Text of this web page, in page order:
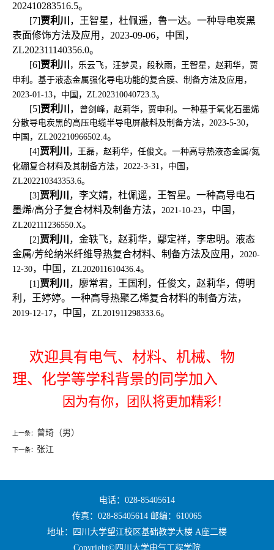
202410283516.5。
[7]贾利川
，王智星，杜佩遥，鲁一达。一种导电炭黑
表面修饰方法及应用， 2023-09-06，中国，
ZL202311140356.0。
[6]贾利川
，乐云飞，汪梦灵，段秋雨，王智星，赵莉华，贾
申利。基于液态金属强化导电功能的复合膜、制备方法及应用，
2023-01-13，中国，ZL202310040723.3。
[5]贾利川 ，
曾剑峰，赵莉华，贾申利。一种基于氧化石墨烯
分散导电炭黑的高压电缆半导电屏蔽料及制备方法，2023-5-30，
中国，ZL202210966502.4。
[4] 贾利川 ，王磊，赵莉华，任俊文。一种高导热液态金属/氮
化硼复合材料及其制备方法， 2022-3-31 ，中国，
ZL202210343353.6。
[3] 贾利川
，李文婧，杜佩遥，王智星。一种高导电石
墨烯/高分子复合材料及制备方法， 2021-10-23，中国，
ZL202111236550.X。
[2] 贾利川
，金轶飞，赵莉华，鄢定祥，李忠明。液态
金属/芳纶纳米纤维导热复合材料、制备方法及应用， 2020-
12-30，中国， ZL202011610436.4。
[1] 贾利川
，廖常君，王国利，任俊文，赵莉华，傅明
利，王婷婷。一种高导热聚乙烯复合材料的制备方法，
2019-12-17，中国， ZL201911298333.6。
欢迎具有电气、材料、机械、物
理、化学等学科背景的同学加入
因为有你，团队将更加精彩！
上一条： 曾琦（男）
下一条： 张江
电话：028-85405614
传真：028-85405614 邮编：610065
地址：四川大学望江校区基础教学大楼 A座二楼
Copyright©四川大学电气工程学院